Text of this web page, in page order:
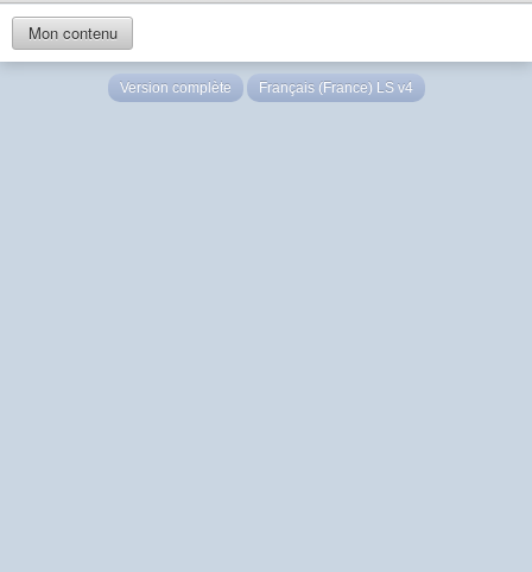
Mon contenu
Version complète Français (France) LS v4